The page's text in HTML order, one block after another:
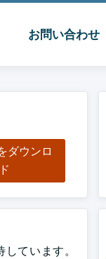
お問い合わせ
ダウンロ
ています。